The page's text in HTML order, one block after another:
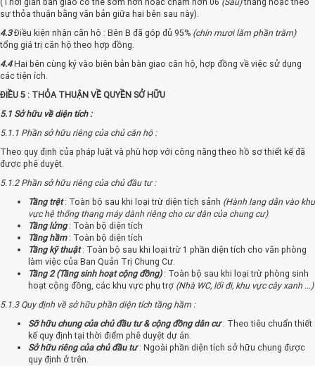
sự thỏa thuận bằng văn bản giữa hai bên sau này).
4.3Điều kiện nhận căn hộ : Bên B đã góp đủ 95% (chín mươi lăm phần trăm)
tổng giá trị căn hộ theo hợp đồng.
4.4Hai bên cùng ký vào biên bản bàn giao căn hộ, hợp đồng về việc sử dụng
các tiện ích.
ĐIỀU 5 : THỎA THUẬN VỀ QUYỀN SỞ HỮU
5.1 Sở hữu về diện tích :
5.1.1 Phần sở hữu riêng của chủ căn hộ :
Theo quy định của pháp luật và phù hợp với công năng theo hồ sơ thiết kế đã
được phê duyệt.
5.1.2 Phần sở hữu riêng của chủ đầu tư :
Tầng trệt: Toàn bộ sau khi loại trừ diện tích sảnh (Hành lang dẫn vào khu
vực hệ thống thang máy dành riêng cho cư dân của chung cư).
Tầng lửng: Toàn bộ diện tích
Tầng hầm : Toàn bộ diện tích
Tầng kỹ thuật: Toàn bộ sau khi loại trừ 1 phần diện tích cho văn phòng
làm việc của Ban Quản Trị Chung Cư.
Tầng 2 (Tầng sinh hoạt cộng đồng) : Toàn bộ sau khi loại trừ phòng sinh
hoạt cộng đồng, các khu vực phụ trợ (Nhà WC, lối đi, khu vực cây xanh ...)
5.1.3 Quy định về sở hữu phần diện tích tầng hầm :
Sỡ hữu chung của chủ đầu tư & cộng đồng dân cư: Theo tiêu chuẩn thiết
kế quy định tại thời điểm phê duyệt dự án.
Sở hữu riêng của chủ đầu tư: Ngoài phần diện tích sở hữu chung được
quy định ở trên.